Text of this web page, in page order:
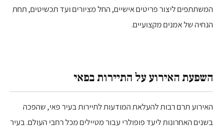
המשתתפים ליצור פריטים אישיים, החל מציורים ועד תכשיטים, תחת
הנחיה של אמנים מקצועיים.
השפעת האירוע על התיירות בפאי
האירוע תרם רבות להעלאת המודעות לתיירות בעיר פאי, שהפכה
בשנים האחרונות ליעד פופולרי עבור מטיילים מכל רחבי העולם. בעיר